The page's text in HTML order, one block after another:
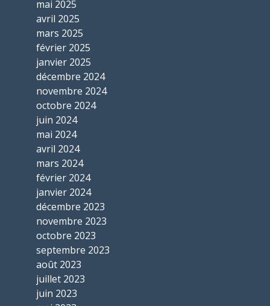
mai 2025
avril 2025
mars 2025
février 2025
janvier 2025
décembre 2024
novembre 2024
octobre 2024
juin 2024
mai 2024
avril 2024
mars 2024
février 2024
janvier 2024
décembre 2023
novembre 2023
octobre 2023
septembre 2023
août 2023
juillet 2023
juin 2023